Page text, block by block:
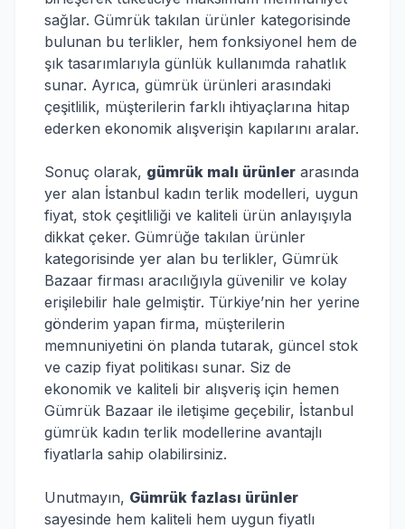
sağlar. Gümrük takılan ürünler kategorisinde
bulunan bu terlikler, hem fonksiyonel hem de
şık tasarımlarıyla günlük kullanımda rahatlık
sunar. Ayrıca, gümrük ürünleri arasındaki
çeşitlilik, müşterilerin farklı ihtiyaçlarına hitap
ederken ekonomik alışverişin kapılarını aralar.
Sonuç olarak, gümrük malı ürünler arasında
yer alan İstanbul kadın terlik modelleri, uygun
fiyat, stok çeşitliliği ve kaliteli ürün anlayışıyla
dikkat çeker. Gümrüğe takılan ürünler
kategorisinde yer alan bu terlikler, Gümrük
Bazaar firması aracılığıyla güvenilir ve kolay
erişilebilir hale gelmiştir. Türkiye’nin her yerine
gönderim yapan firma, müşterilerin
memnuniyetini ön planda tutarak, güncel stok
ve cazip fiyat politikası sunar. Siz de
ekonomik ve kaliteli bir alışveriş için hemen
Gümrük Bazaar ile iletişime geçebilir, İstanbul
gümrük kadın terlik modellerine avantajlı
fiyatlarla sahip olabilirsiniz.
Unutmayın, Gümrük fazlası ürünler
sayesinde hem kaliteli hem uygun fiyatlı